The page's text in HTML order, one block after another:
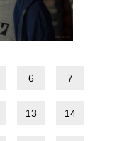
6 7
13 14